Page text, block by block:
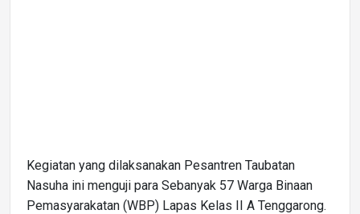
Kegiatan yang dilaksanakan Pesantren Taubatan
Nasuha ini menguji para Sebanyak 57 Warga Binaan
Pemasyarakatan (WBP) Lapas Kelas II A Tenggarong.